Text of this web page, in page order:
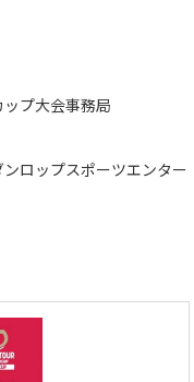
プ大会事務局
ロップスポーツエンター